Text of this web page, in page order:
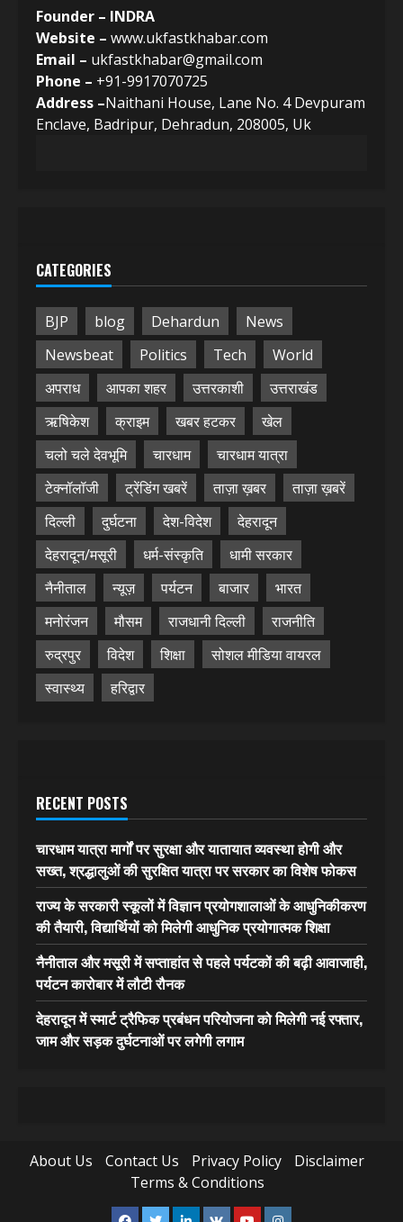
Founder – INDRA
Website – www.ukfastkhabar.com
Email – ukfastkhabar@gmail.com
Phone – +91-9917070725
Address –Naithani House, Lane No. 4 Devpuram
Enclave, Badripur, Dehradun, 208005, Uk
CATEGORIES
BJP blog Dehardun
News
Newsbeat
Politics Tech
World
अपराध
आपका शहर उत्तरकाशी
उत्तराखंड
ऋषिकेश
क्राइम खबर हटकर
खेल
चलो चले देवभूमि
चारधाम
चारधाम यात्रा
टेक्नॉलॉजी
ट्रेंडिंग खबरें ताज़ा ख़बर
ताज़ा ख़बरें
दिल्ली
दुर्घटना देश-विदेश
देहरादून
देहरादून/मसूरी
धर्म-संस्कृति
धामी सरकार
नैनीताल
न्यूज़ पर्यटन बाजार
भारत
मनोरंजन
मौसम राजधानी दिल्ली
राजनीति
रुद्रपुर
विदेश शिक्षा
सोशल मीडिया वायरल
स्वास्थ्य
हरिद्वार
RECENT POSTS
चारधाम यात्रा मार्गों पर सुरक्षा और यातायात व्यवस्था होगी और
सख्त, श्रद्धालुओं की सुरक्षित यात्रा पर सरकार का विशेष फोकस
राज्य के सरकारी स्कूलों में विज्ञान प्रयोगशालाओं के आधुनिकीकरण
की तैयारी, विद्यार्थियों को मिलेगी आधुनिक प्रयोगात्मक शिक्षा
नैनीताल और मसूरी में सप्ताहांत से पहले पर्यटकों की बढ़ी आवाजाही,
पर्यटन कारोबार में लौटी रौनक
देहरादून में स्मार्ट ट्रैफिक प्रबंधन परियोजना को मिलेगी नई रफ्तार,
जाम और सड़क दुर्घटनाओं पर लगेगी लगाम
About Us Contact Us Privacy Policy
Disclaimer
Terms & Conditions
Facebook
TwitterLinkedin
VK YoutubeInstagram